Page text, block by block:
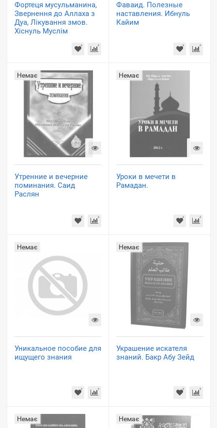
Фортеця мусульманина,
Звернення до Аллаха з
Дуа, Лікування змов.
Хіснуль Муслім
Фаваид. Полезные
наставления. Ибнуль
Кайим
Немає
Утренние и вечерние
поминания. Саид
Раслян
Немає
Уроки в мечети в
Рамадан.
Немає
Уникальное пособие для
ищущего знания
Немає
Украшение искателя
знаний. Бакр Абу Зейд
Немає Немає